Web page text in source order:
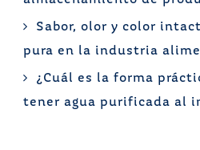
Sabor, olor y color
pura en la industria
¿Cuál es la forma
tener agua purificada al